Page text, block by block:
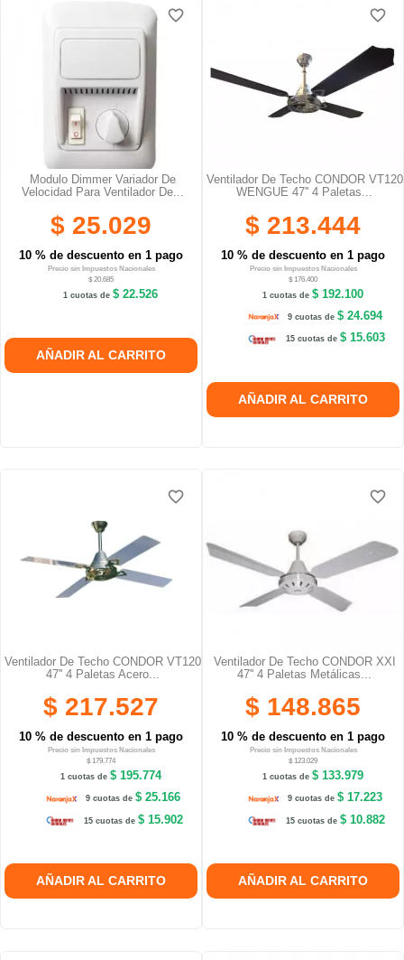
Modulo Dimmer Variador De
Velocidad Para Ventilador De...
$ 25.029
10 % de descuento en 1 pago
Precio sin Impuestos Nacionales
$ 20.685
1 cuotas de$ 22.526
AÑADIR AL CARRITO
favorite_border
Ventilador De Techo CONDOR VT120
WENGUE 47'' 4 Paletas...
$ 213.444
10 % de descuento en 1 pago
Precio sin Impuestos Nacionales
$ 176.400
1 cuotas de $ 192.100
9 cuotas de$ 24.694
15 cuotas de $ 15.603
AÑADIR AL CARRITO
favorite_border
Ventilador De Techo CONDOR VT120
47'' 4 Paletas Acero...
$ 217.527
10 % de descuento en 1 pago
Precio sin Impuestos Nacionales
$ 179.774
1 cuotas de $ 195.774
9 cuotas de$ 25.166
15 cuotas de $ 15.902
AÑADIR AL CARRITO
favorite_border
Ventilador De Techo CONDOR XXI
47'' 4 Paletas Metálicas...
$ 148.865
10 % de descuento en 1 pago
Precio sin Impuestos Nacionales
$ 123.029
1 cuotas de $ 133.979
9 cuotas de$ 17.223
15 cuotas de $ 10.882
AÑADIR AL CARRITO
favorite_border